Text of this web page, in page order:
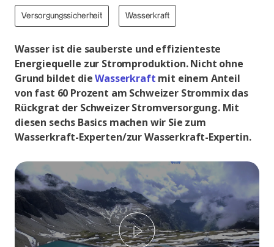
Versorgungssicherheit Wasserkraft
Wasser ist die sauberste und effizienteste
Energiequelle zur Stromproduktion. Nicht ohne
Grund bildet dieWasserkraft mit einem Anteil
von fast 60 Prozent am Schweizer Strommix das
Rückgrat der Schweizer Stromversorgung. Mit
diesen sechs Basics machen wir Sie zum
Wasserkraft-Experten/zur Wasserkraft-Expertin.
Play